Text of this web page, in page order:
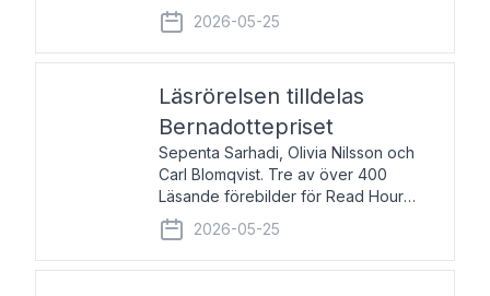
ett folkbibliotekariepris. Priserna skall
tilldelas bibliotekarier vid svenska folk-
och skolbibliotek som gjort värdefull
2026-05-25
Läsrörelsen tilldelas
Bernadottepriset
Sepenta Sarhadi, Olivia Nilsson och
Carl Blomqvist. Tre av över 400
Läsande förebilder för Read Hour
Sverige. Foto: Michael Wall. Den ideella
föreningen Läsrörelsen tilldelas
Bernadottepriset 2026 för att den
2026-05-25